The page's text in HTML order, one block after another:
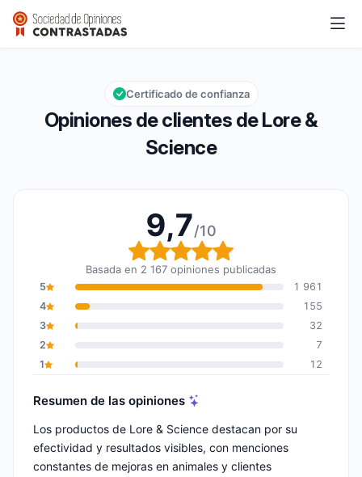
Lore & Science
Calificación global: 9,7 de 10
9,7/10
Opiniones de clientes de Lore &
Science
Certificado de confianza
9,7/10
Calificación global: 9,7
Basada en 2 167 opiniones publicadas
5
1 961
4
155
3
32
2
7
1
12
Resumen de las opiniones
Los productos de Lore & Science destacan por su
efectividad y resultados visibles, con menciones
constantes de mejoras en animales y clientes